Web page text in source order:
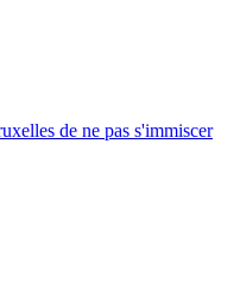
de ne pas s'immiscer